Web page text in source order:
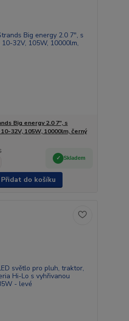
Big energy 2.0 7", s
32V, 105W, 10000lm, černý
Skladem
Přidat do košíku